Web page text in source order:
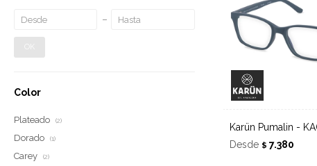
Karün Pumalin -
Desde $ 7.380
Color
Plateado (2)
Dorado (1)
Carey (2)